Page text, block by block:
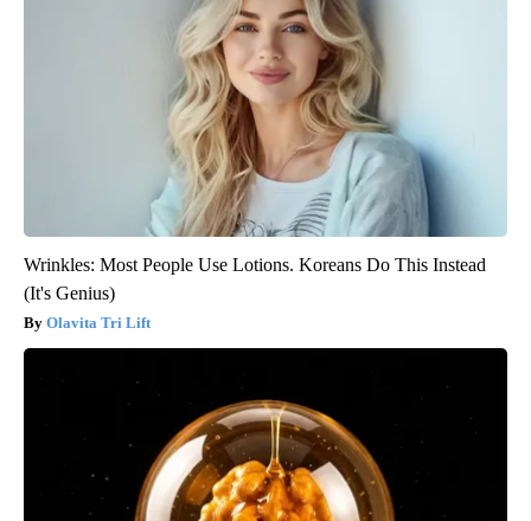
Wrinkles: Most People Use Lotions. Koreans Do This Instead
(It's Genius)
Olavita Tri Lift